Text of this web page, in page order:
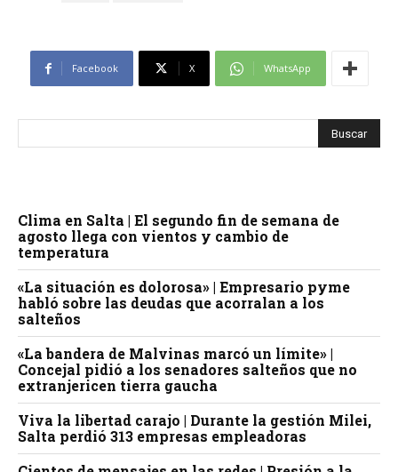
Facebook X WhatsApp
Clima en Salta | El segundo fin de semana de
agosto llega con vientos y cambio de
temperatura
«La situación es dolorosa» | Empresario pyme
habló sobre las deudas que acorralan a los
salteños
«La bandera de Malvinas marcó un límite» |
Concejal pidió a los senadores salteños que no
extranjericen tierra gaucha
Viva la libertad carajo | Durante la gestión Milei,
Salta perdió 313 empresas empleadoras